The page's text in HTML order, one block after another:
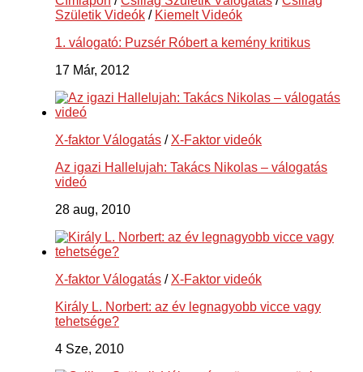
Születik Videók / Kiemelt Videók
1. válogató: Puzsér Róbert a kemény kritikus
17 Már, 2012
X-faktor Válogatás / X-Faktor videók
Az igazi Hallelujah: Takács Nikolas – válogatás
videó
28 aug, 2010
X-faktor Válogatás / X-Faktor videók
Király L. Norbert: az év legnagyobb vicce vagy
tehetsége?
4 Sze, 2010